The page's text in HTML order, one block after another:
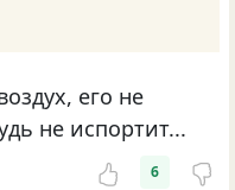
его не
не испортит...
6